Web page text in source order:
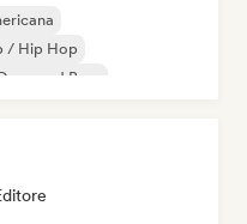
/ Hip Hop
and Bass